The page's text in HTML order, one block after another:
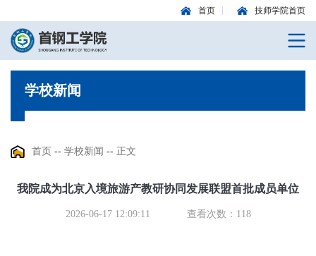
首页 技师学院首页
学校新闻
首页 -- 学校新闻 -- 正文
我院成为北京入境旅游产教研协同发展联盟首批成员单位
2026-06-17 12:09:11 查看次数： 118